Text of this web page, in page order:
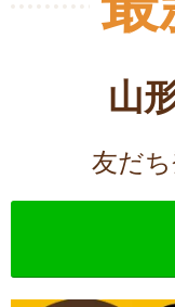
山
友だ